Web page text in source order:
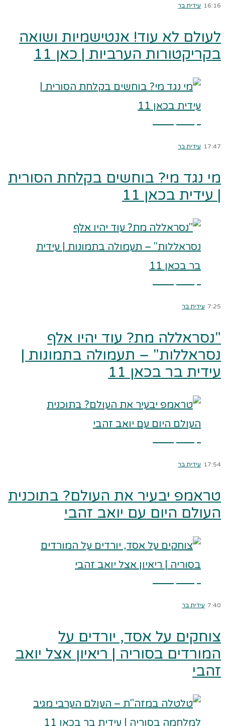
16:16 עידית בר
לעולם לא עוד! אנטישמיות ושואה
בקריקטורות הערביות | כאן 11
17:47 עידית בר
מי נגד מי? בוחשים בקלחת הסורית
| עידית בכאן 11
7:25 עידית בר
"נסראללה מת? עוד יהיו אלף
נסראללות" – תעמולה בתמונות |
עידית בר בכאן 11
17:54 עידית בר
טראמפ יבעיר את העולם? בתוכנית
העולם היום עם יואב זהבי
7:40 עידית בר
צוחקים על אסד, יורדים על
המורדים בסוריה | ריאיון אצל יואב
זהבי